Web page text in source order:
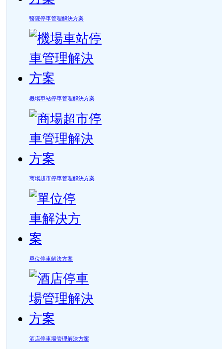
醫院停車管理解決方案
機場車站停車管理解決方案
商場超市停車管理解決方案
單位停車解決方案
酒店停車場管理解決方案